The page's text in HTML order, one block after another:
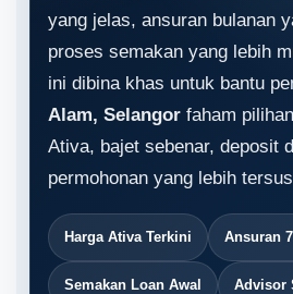
yang jelas, ansuran bulanan
proses semakan yang lebih
ini dibina khas untuk bantu
Alam, Selangor faham
Ativa, bajet sebenar, deposit
permohonan yang lebih
Harga Ativa Terkini Ansuran
Semakan Loan Awal Advisor